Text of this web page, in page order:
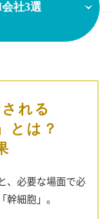
社3選
れる
とは？
、必要な場面で必
細胞」。